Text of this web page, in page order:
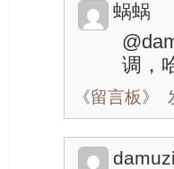
蜗蜗
调，
《留言板》
damuzi